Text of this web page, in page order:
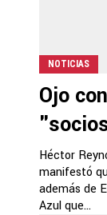
NOTICIAS
Ojo
Héctor
manifestó
además de
Azul que...